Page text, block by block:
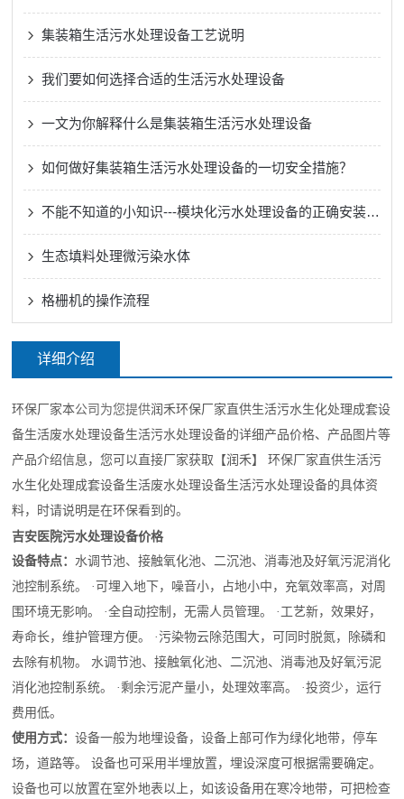
集装箱生活污水处理设备工艺说明
我们要如何选择合适的生活污水处理设备
一文为你解释什么是集装箱生活污水处理设备
如何做好集装箱生活污水处理设备的一切安全措施？
不能不知道的小知识---模块化污水处理设备的正确安装方法
生态填料处理微污染水体
格栅机的操作流程
详细介绍
环保厂家本公司为您提供润禾环保厂家直供生活污水生化处理成套设
备生活废水处理设备生活污水处理设备的详细产品价格、产品图片等
产品介绍信息，您可以直接厂家获取【润禾】 环保厂家直供生活污
水生化处理成套设备生活废水处理设备生活污水处理设备的具体资
料，时请说明是在环保看到的。
吉安医院污水处理设备价格
设备特点：水调节池、接触氧化池、二沉池、消毒池及好氧污泥消化
池控制系统。 ·可埋入地下，噪音小，占地小中，充氧效率高，对周
围环境无影响。 ·全自动控制，无需人员管理。 ·工艺新，效果好，
寿命长，维护管理方便。 ·污染物云除范围大，可同时脱氮，除磷和
去除有机物。 水调节池、接触氧化池、二沉池、消毒池及好氧污泥
消化池控制系统。 ·剩余污泥产量小，处理效率高。 ·投资少，运行
费用低。
使用方式：设备一般为地埋设备，设备上部可作为绿化地带，停车
场，道路等。 设备也可采用半埋放置，埋设深度可根据需要确定。
设备也可以放置在室外地表以上，如该设备用在寒冷地带，可把检查